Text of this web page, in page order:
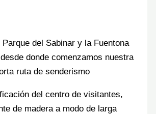
Parque del Sabinar y la Fuentona
donde comenzamos nuestra
ruta de senderismo
del centro de visitantes,
de madera a modo de larga